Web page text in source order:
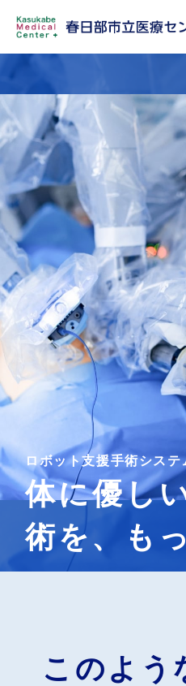
ロボット支援手術システ
体に優し
術を、
も
このよう